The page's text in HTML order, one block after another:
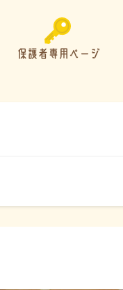
保護者専用ページ